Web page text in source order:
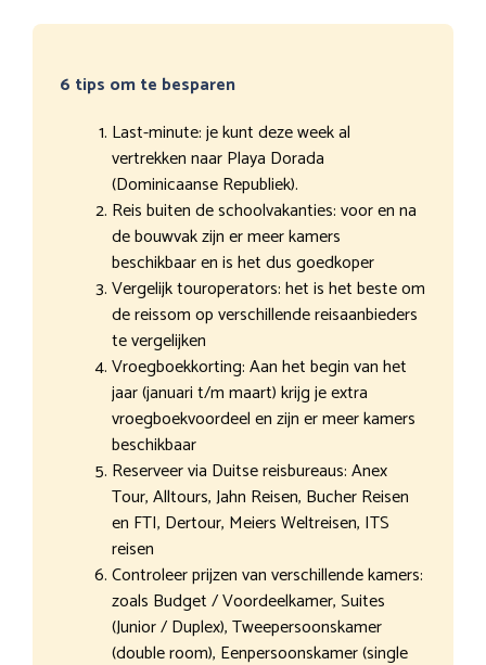
6 tips om te besparen
Last-minute: je kunt deze week al
vertrekken naar Playa Dorada
(Dominicaanse Republiek).
Reis buiten de schoolvakanties: voor en na
de bouwvak zijn er meer kamers
beschikbaar en is het dus goedkoper
Vergelijk touroperators: het is het beste om
de reissom op verschillende reisaanbieders
te vergelijken
Vroegboekkorting: Aan het begin van het
jaar (januari t/m maart) krijg je extra
vroegboekvoordeel en zijn er meer kamers
beschikbaar
Reserveer via Duitse reisbureaus: Anex
Tour, Alltours, Jahn Reisen, Bucher Reisen
en FTI, Dertour, Meiers Weltreisen, ITS
reisen
Controleer prijzen van verschillende kamers:
zoals Budget / Voordeelkamer, Suites
(Junior / Duplex), Tweepersoonskamer
(double room), Eenpersoonskamer (single